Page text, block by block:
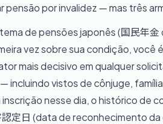
pensão por invalidez — mas três
de pensões japonês (国民年金
vez sobre sua condição, você
mais decisivo em qualquer
incluindo vistos de cônjuge,
nesse dia, o histórico de
定日 (data de reconhecimento